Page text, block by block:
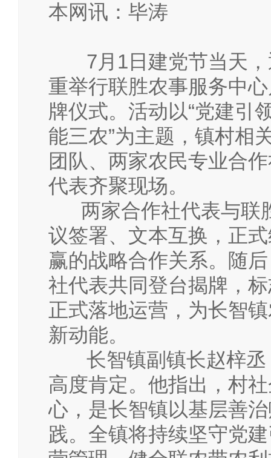
本网讯：毕涛
7月1日建党节当天，
重举行联胜农事服务中
牌仪式。活动以“党建引
能三农”为主题，镇村相
团队、两家农民专业合
代表齐聚现场。
两家合作社代表与联
议签署、文本互换，正
赢的战略合作关系。随
社代表共同登台揭牌，
正式落地运营，为长智
新动能。
长智镇副镇长赵梓丞
高度肯定。他指出，村
心，是长智镇以基层善
践。全镇将持续坚守党